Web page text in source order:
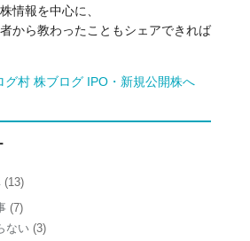
情報を中心に、
から教わったこともシェアできれば
(13)
(7)
ない (3)